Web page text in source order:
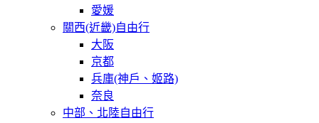
愛媛
關西(近畿)自由行
大阪
京都
兵庫(神戶、姬路)
奈良
中部、北陸自由行